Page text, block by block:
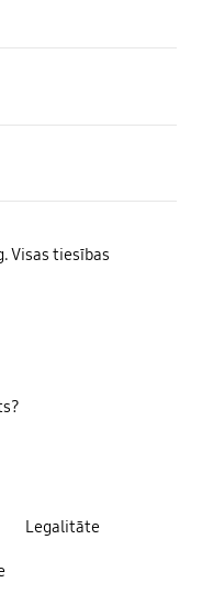
Visas tiesības
Legalitāte